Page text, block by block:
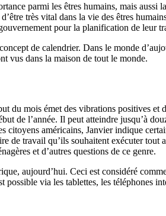
parmi les êtres humains, mais
très vital dans la vie des êtres
pour la planification de leur
de calendrier. Dans le monde
vus dans la maison de tout le monde.
du mois émet des vibrations positives
de l’année. Il peut atteindre jusqu’à
citoyens américains, Janvier indique
de travail qu’ils souhaitent exécuter
et d’autres questions de ce genre.
aujourd’hui. Ceci est considéré
via les tablettes, les téléphones